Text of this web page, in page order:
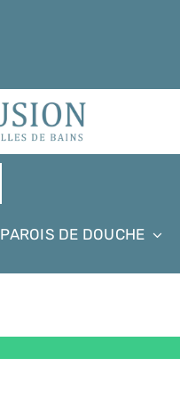
PAROIS DE DOUCHE